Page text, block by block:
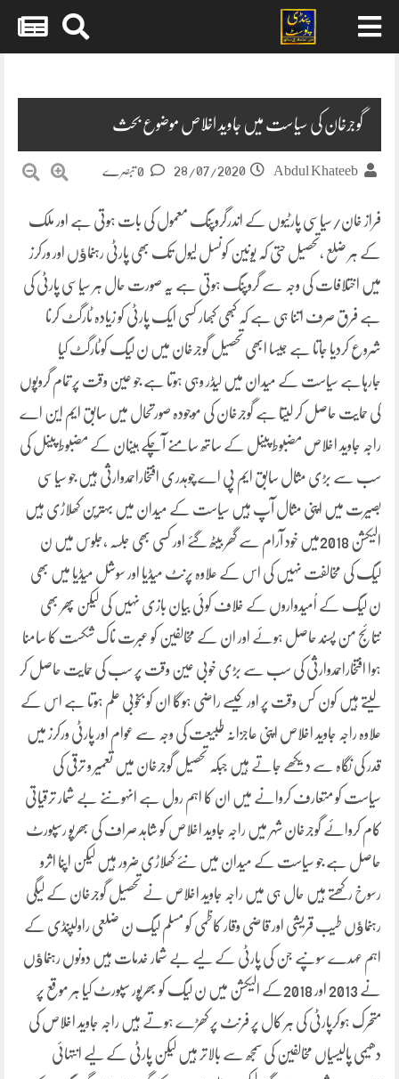
گوجرخان کی سیاست میں جاوید اخلاص موضوع بحث
Abdul Khateeb
28/07/2020
فراز خان/سیاسی پارٹیوں کے اندرگروپنگ معمول کی بات ہوتی ہے اور ملک
کے ہر ضلع ،تحصیل حتی کہ یونین کونسل لیول تک بھی پارٹی رہنماﺅں اور ورکرز
میں اختلافات کی وجہ سے گروپنگ ہوتی ہے یہ صورت حال ہر سیاسی پارٹی کی
ہے فرق صرف اتنا ہی ہے کہ کبھی کبھار کسی ایک پارٹی کو زیادہ ٹارگٹ کرنا
شروع کردیا جاتا ہے جیسا ابھی تحصیل گوجرخان میں ن لیگ کوٹارگٹ کیا
جارہاہے سیاست کے میدان میں لیڈر وہی ہوتا ہے جو عین وقت پر تمام گروپوں
کی حمایت حاصل کر لیتا ہے گوجرخان کی موجودہ صورتحال میں سابق ایم این اے
راجہ جاوید اخلاص مضبوط پینل کے ساتھ سامنے آچکے ہیںان کے مضبوط پینل کی
سب سے بڑی مثال سابق ایم پی اے چوہدری افتخاراحمدوارثی ہیں جو سیاسی
بصیرت میں اپنی مثال آپ ہیں سیاست کے میدان میں بہترین کھلاڑی ہیں
الیکشن 2018میں خود آرام سے گھر بیٹھ گئے اور کسی بھی جلسہ ،جلوس میں ن
لیگ کی مخالفت نہیں کی اس کے علاوہ پرنٹ میڈیا اور سوشل میڈیا میں بھی
ن لیگ کے اُمیدواروں کے خلاف کوئی بیان بازی نہیں کی لیکن پھر بھی
نتائج من پسند حاصل ہوئے اور ان کے مخالفین کو عبرت ناک شکست کا سامنا
ہوا افتخاراحمدوارثی کی سب سے بڑی خوبی عین وقت پر سب کی حمایت حاصل کر
لیتے ہیں کون کس وقت پر اور کیسے راضی ہوگا ان کو بخوبی علم ہوتا ہے اس کے
علاوہ راجہ جاوید اخلاص اپنی عاجزانہ طبیعت کی وجہ سے عوام اور پارٹی ورکرز میں
قدر کی نگاہ سے دیکھے جاتے ہیں جبکہ تحصیل گوجرخان میں تعمیر و ترقی کی
سیاست کو متعارف کروانے میں ان کا اہم رول ہے انہوںنے بے شمار ترقیاتی
کام کروائے گوجرخان شہر میں راجہ جاوید اخلاص کو شاہد صراف کی بھرپو رسپورٹ
حاصل ہے جو سیاست کے میدان میں نئے کھلاڑی ضرور ہیں لیکن اپنا اثرو
رسوخ رکھتے ہیں حال ہی میں راجہ جاوید اخلاص نے تحصیل گوجرخان کے لیگی
رہنماﺅں طیب قریشی اور قاضی وقار کاظمی کو مسلم لیگ ن ضلعی راولپنڈی کے
اہم عہدے سونپے جن کی پارٹی کے لیے بے شمار خدمات ہیں دونوں رہنماﺅں
نے 2013 اور 2018کے الیکشن میں ن لیگ کو بھرپور سپورٹ کیا ہر موقع پر
متحرک ہوکرپارٹی کی ہر کال پر فرنٹ پر کھڑے ہوتے ہیں راجہ جاوید اخلاص کی
دھیمی پالیسیاں مخالفین کی سمجھ سے بالاتر ہیں لیکن پارٹی کے لیے انتہائی